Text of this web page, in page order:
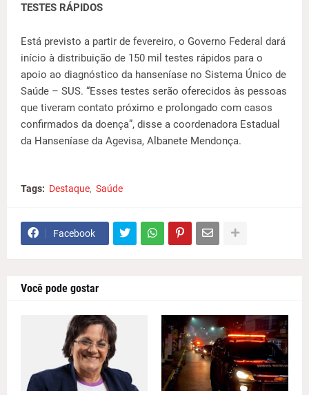
TESTES RÁPIDOS
Está previsto a partir de fevereiro, o Governo Federal dará
início à distribuição de 150 mil testes rápidos para o
apoio ao diagnóstico da hanseníase no Sistema Único de
Saúde – SUS. “Esses testes serão oferecidos às pessoas
que tiveram contato próximo e prolongado com casos
confirmados da doença”, disse a coordenadora Estadual
da Hanseníase da Agevisa, Albanete Mendonça.
Tags: Destaque Saúde
Facebook
Você pode gostar